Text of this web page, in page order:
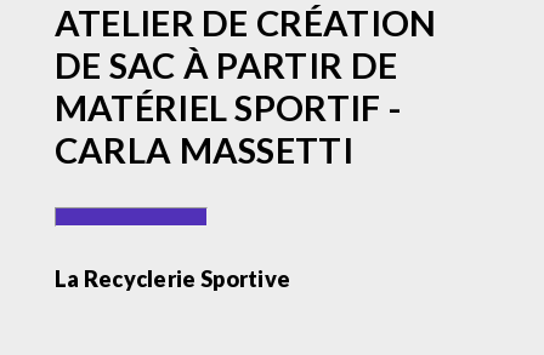
ATELIER DE CRÉATION
DE SAC À PARTIR DE
MATÉRIEL SPORTIF -
CARLA MASSETTI
La Recyclerie Sportive